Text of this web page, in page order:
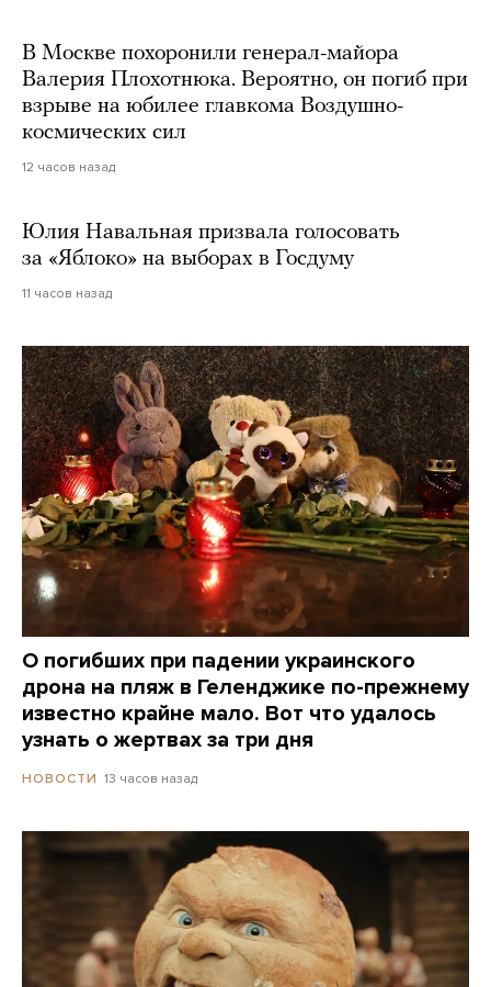
В Москве похоронили генерал-майора
Валерия Плохотнюка. Вероятно, он погиб при
взрыве на юбилее главкома Воздушно-
космических сил
12 часов назад
Юлия Навальная призвала голосовать
за «Яблоко» на выборах в Госдуму
11 часов назад
О погибших при падении украинского
дрона на пляж в Геленджике по-прежнему
известно крайне мало. Вот что удалось
узнать о жертвах за три дня
НОВОСТИ 13 часов назад